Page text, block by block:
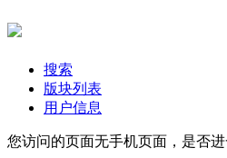
搜索
版块列表
用户信息
您访问的页面无手机页面，是否